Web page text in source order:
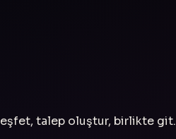
talep oluştur, birlikte git.